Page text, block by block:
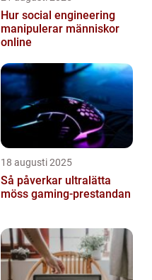
Hur social engineering
manipulerar människor
online
18 augusti 2025
Så påverkar ultralätta
möss gaming-prestandan